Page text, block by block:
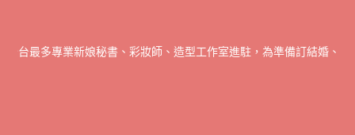
全台最多專業新娘秘書、彩妝師、造型工作室進駐，為準備訂結婚、